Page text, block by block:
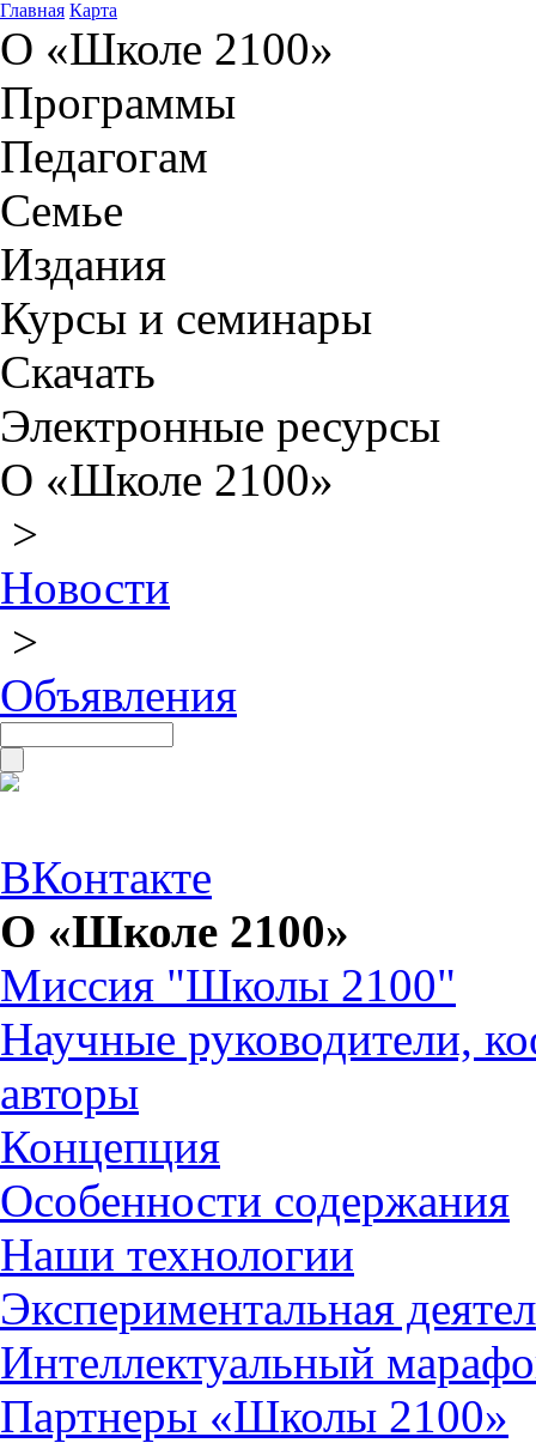
Главная Карта
О «Школе 2100»
Программы
Педагогам
Семье
Издания
Курсы и семинары
Скачать
Электронные ресурсы
О «Школе 2100»
>
Новости
>
Объявления
ВКонтакте
О «Школе 2100»
Миссия "Школы 2100"
Научные руководители,
авторы
Концепция
Особенности содержания
Наши технологии
Экспериментальная
Интеллектуальный
Партнеры «Школы 2100»